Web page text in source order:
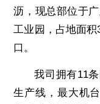
沥，现总部位于
工业园，占地面积
口。
我司拥有11
生产线，最大机